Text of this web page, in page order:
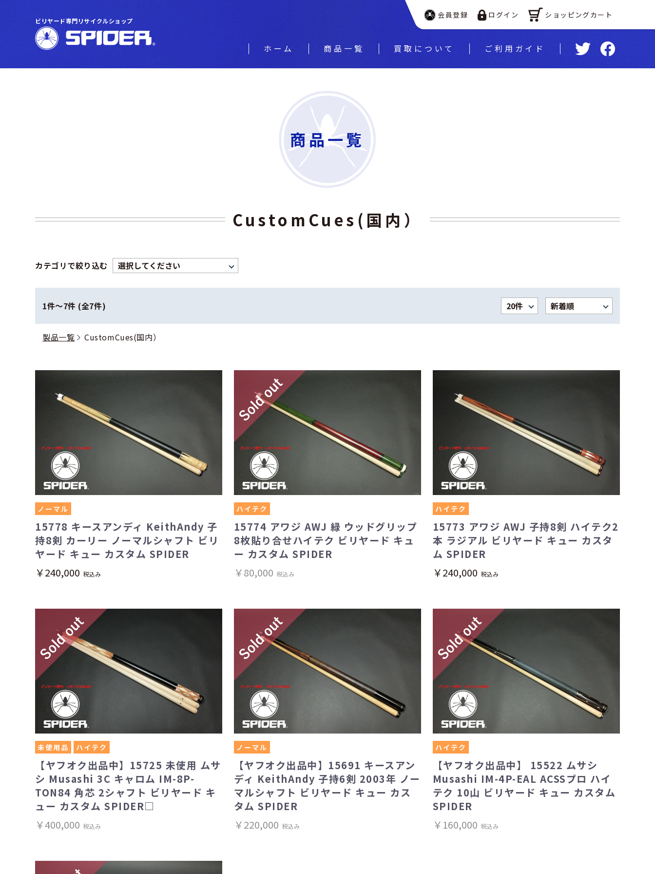
ビリヤード専門リサイクルショップ
会員登録 ログイン ショッピングカート
ホーム 商品一覧 買取について ご利⽤ガイド
商品一覧
CustomCues(国内）
カテゴリで絞り込む
1件〜7件 (全7件)
製品一覧 CustomCues(国内）
ノーマル
15778 キースアンディ KeithAndy 子
持8剣 カーリー ノーマルシャフト ビリ
ヤード キュー カスタム SPIDER
￥240,000 税込み
ハイテク
15774 アワジ AWJ 緑 ウッドグリップ
8枚貼り合せハイテク ビリヤード キュ
ー カスタム SPIDER
￥80,000 税込み
ハイテク
15773 アワジ AWJ 子持8剣 ハイテク2
本 ラジアル ビリヤード キュー カスタ
ム SPIDER
￥240,000 税込み
未使用品 ハイテク
【ヤフオク出品中】15725 未使用 ムサ
シ Musashi 3C キャロム IM-8P-
TON84 角芯 2シャフト ビリヤード キ
ュー カスタム SPIDER□
￥400,000 税込み
ノーマル
【ヤフオク出品中】15691 キースアン
ディ KeithAndy 子持6剣 2003年 ノー
マルシャフト ビリヤード キュー カス
タム SPIDER
￥220,000 税込み
ハイテク
【ヤフオク出品中】 15522 ムサシ
Musashi IM-4P-EAL ACSSプロ ハイ
テク 10山 ビリヤード キュー カスタム
SPIDER
￥160,000 税込み